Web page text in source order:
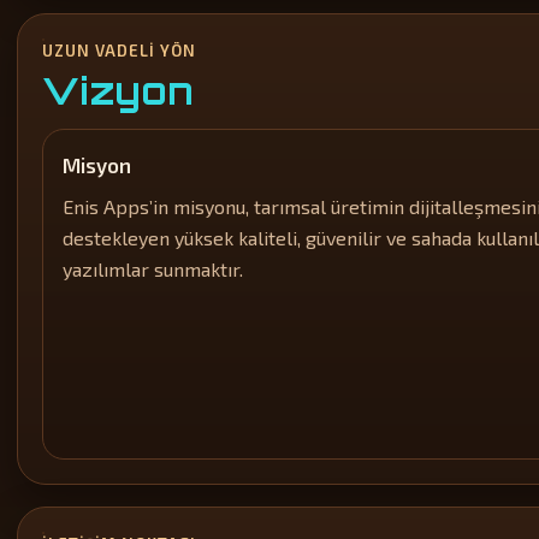
UZUN VADELI YÖN
Vizyon
Misyon
Enis Apps’in misyonu, tarımsal üretimin
destekleyen yüksek kaliteli, güvenilir ve sahada
yazılımlar sunmaktır.